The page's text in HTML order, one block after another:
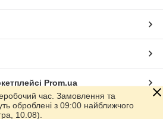
Prom.ua
час. Замовлення та
оброблені з 09:00 найближчого
10.08).